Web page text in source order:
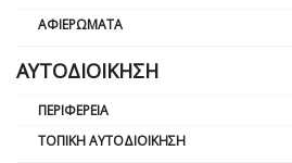
ΑΦΙΕΡΏΜΑΤΑ
ΑΥΤΟΔΙΟΊΚΗΣΗ
ΠΕΡΙΦΈΡΕΙΑ
ΤΟΠΙΚΉ ΑΥΤΟΔΙΟΊΚΗΣΗ